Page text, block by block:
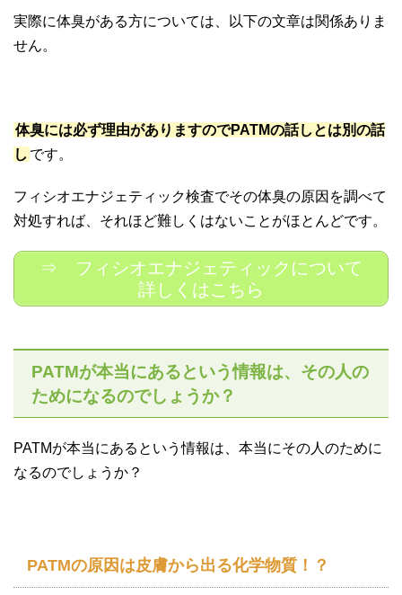
実際に体臭がある方については、以下の文章は関係ありま
せん。
体臭には必ず理由がありますのでPATMの話しとは別の話
し です。
フィシオエナジェティック検査でその体臭の原因を調べて
対処すれば、それほど難しくはないことがほとんどです。
⇒ フィシオエナジェティックについて
詳しくはこちら
PATMが本当にあるという情報は、その人の
ためになるのでしょうか？
PATMが本当にあるという情報は、本当にその人のために
なるのでしょうか？
PATMの原因は皮膚から出る化学物質！？